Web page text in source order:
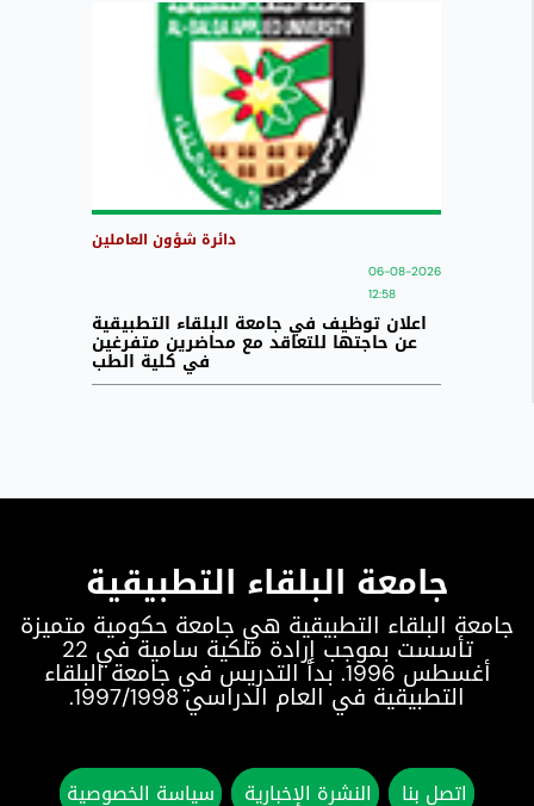
دائرة شؤون العاملين
06-08-2026
12:58
اعلان توظيف في جامعة البلقاء التطبيقية
عن حاجتها للتعاقد مع محاضرين متفرغين
في كلية الطب
جامعة البلقاء التطبيقية
جامعة البلقاء التطبيقية هي جامعة حكومية متميزة
تأسست بموجب إرادة ملكية سامية في 22
أغسطس 1996. بدأ التدريس في جامعة البلقاء
التطبيقية في العام الدراسي 1997/1998.
اتصل بنا النشرة الإخبارية سياسة الخصوصية